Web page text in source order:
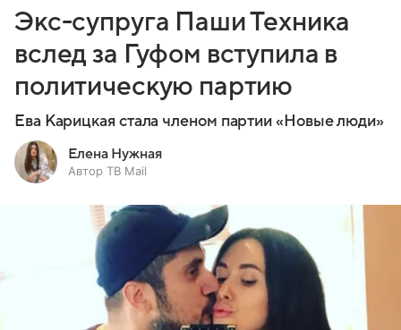
Экс-супруга Паши Техника
вслед за Гуфом вступила в
политическую партию
Ева Карицкая стала членом партии «Новые люди»
Елена Нужная
Автор ТВ Mail